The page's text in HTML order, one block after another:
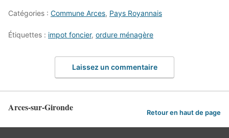
Catégories : Commune Arces, Pays Royannais
Étiquettes : impot foncier, ordure ménagère
Laissez un commentaire
Arces-sur-Gironde Retour en haut de page